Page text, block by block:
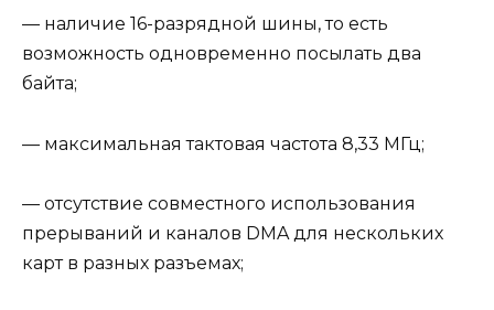
— наличие 16-разрядной шины, то есть
возможность одновременно посылать два
байта;
— максимальная тактовая частота 8,33 МГц;
— отсутствие совместного использования
прерываний и каналов DMA для нескольких
карт в разных разъемах;